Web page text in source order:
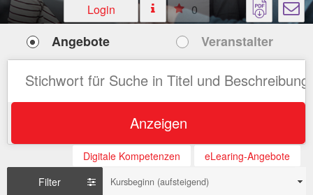
Login 0
Angebote Veranstalter
Anzeigen
Digitale Kompetenzen
eLearing-Angebote
Filter
Kursbeginn (aufsteigend)